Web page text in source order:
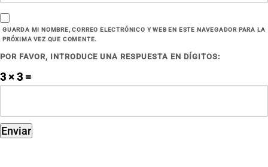
GUARDA MI NOMBRE, CORREO ELECTRÓNICO Y WEB EN ESTE NAVEGADOR PARA LA
PRÓXIMA VEZ QUE COMENTE.
POR FAVOR, INTRODUCE UNA RESPUESTA EN DÍGITOS:
3 × 3 =